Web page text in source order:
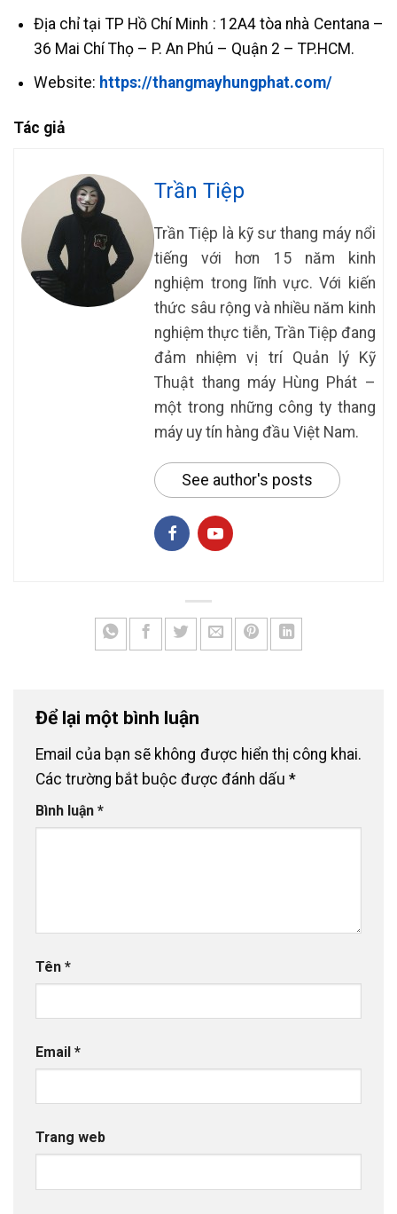
Địa chỉ tại TP Hồ Chí Minh : 12A4 tòa nhà Centana –
36 Mai Chí Thọ – P. An Phú – Quận 2 – TP.HCM.
Website: https://thangmayhungphat.com/
Tác giả
Trần Tiệp
Trần Tiệp là kỹ sư thang máy nổi
tiếng với hơn 15 năm kinh
nghiệm trong lĩnh vực. Với kiến
thức sâu rộng và nhiều năm kinh
nghiệm thực tiễn, Trần Tiệp đang
đảm nhiệm vị trí Quản lý Kỹ
Thuật thang máy Hùng Phát –
một trong những công ty thang
máy uy tín hàng đầu Việt Nam.
See author's posts
Để lại một bình luận
Email của bạn sẽ không được hiển thị công khai.
Các trường bắt buộc được đánh dấu *
Bình luận *
Tên *
Email *
Trang web